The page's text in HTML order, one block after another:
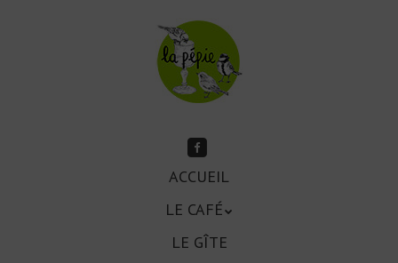
Facebook
ACCUEIL
LE CAFÉ
LE GÎTE